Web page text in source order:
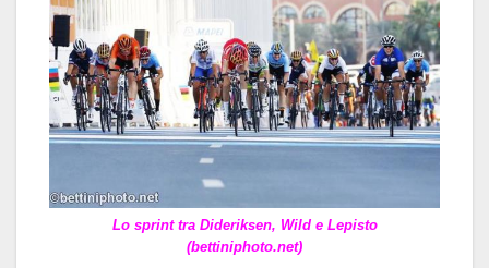
Lo sprint tra Dideriksen, Wild e Lepisto
(bettiniphoto.net)